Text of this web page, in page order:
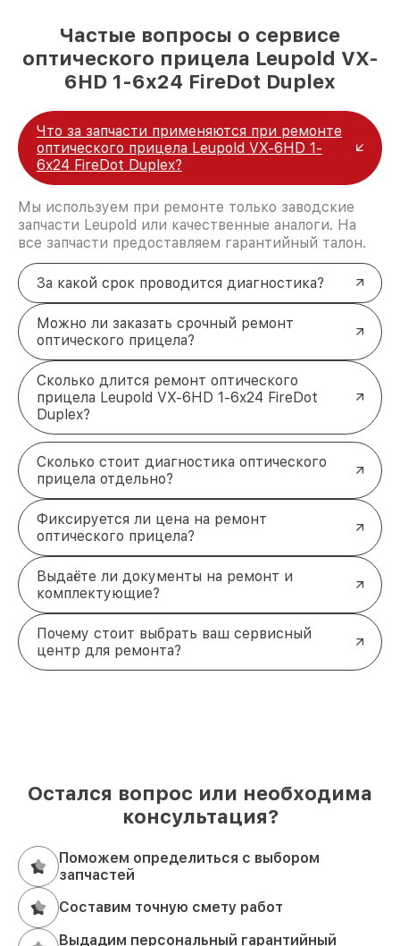
Частые вопросы о сервисе
оптического прицела Leupold VX-
6HD 1-6x24 FireDot Duplex
Что за запчасти применяются при ремонте
оптического прицела Leupold VX-6HD 1-
6x24 FireDot Duplex?
Мы используем при ремонте только заводские
запчасти Leupold или качественные аналоги. На
все запчасти предоставляем гарантийный талон.
За какой срок проводится диагностика?
Можно ли заказать срочный ремонт
оптического прицела?
Сколько длится ремонт оптического
прицела Leupold VX-6HD 1-6x24 FireDot
Duplex?
Сколько стоит диагностика оптического
прицела отдельно?
Фиксируется ли цена на ремонт
оптического прицела?
Выдаёте ли документы на ремонт и
комплектующие?
Почему стоит выбрать ваш сервисный
центр для ремонта?
Остался вопрос или необходима
консультация?
Поможем определиться с выбором
запчастей
Составим точную смету работ
Выдадим персональный гарантийный